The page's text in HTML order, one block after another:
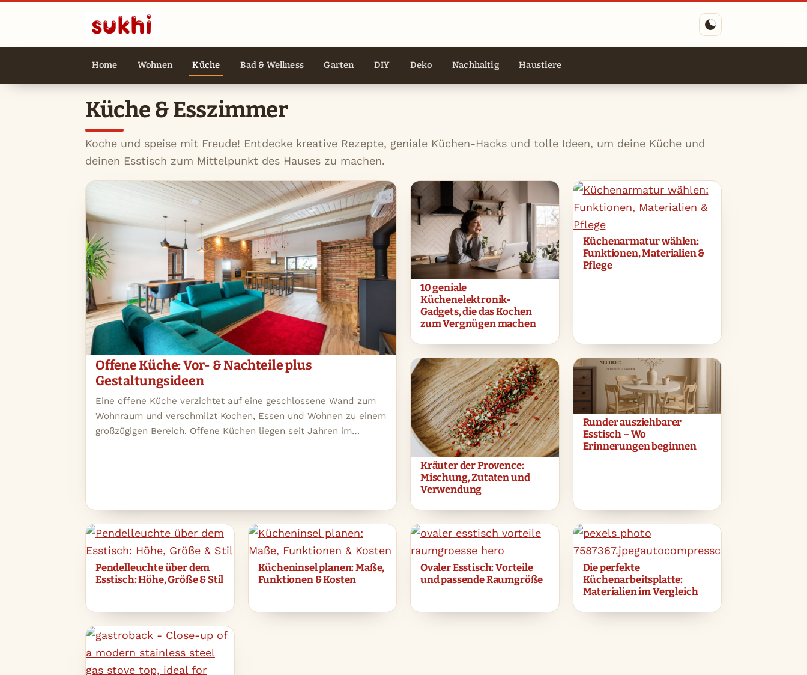
Home Wohnen Küche Bad & Wellness Garten DIY Deko Nachhaltig Haustiere
Küche & Esszimmer
Koche und speise mit Freude! Entdecke kreative Rezepte, geniale Küchen-Hacks und tolle Ideen, um deine Küche und
deinen Esstisch zum Mittelpunkt des Hauses zu machen.
Offene Küche: Vor- & Nachteile plus
Gestaltungsideen
Eine offene Küche verzichtet auf eine geschlossene Wand zum
Wohnraum und verschmilzt Kochen, Essen und Wohnen zu einem
großzügigen Bereich. Offene Küchen liegen seit Jahren im…
10 geniale
Küchenelektronik-
Gadgets, die das Kochen
zum Vergnügen machen
Küchenarmatur wählen:
Funktionen, Materialien &
Pflege
Kräuter der Provence:
Mischung, Zutaten und
Verwendung
Runder ausziehbarer
Esstisch – Wo
Erinnerungen beginnen
Pendelleuchte über dem
Esstisch: Höhe, Größe & Stil
Kücheninsel planen: Maße,
Funktionen & Kosten
Ovaler Esstisch: Vorteile
und passende Raumgröße
Die perfekte
Küchenarbeitsplatte:
Materialien im Vergleich